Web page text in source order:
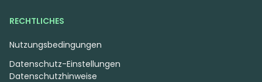
RECHTLICHES
Nutzungsbedingungen
Datenschutzhinweise
Datenschutz-Einstellungen